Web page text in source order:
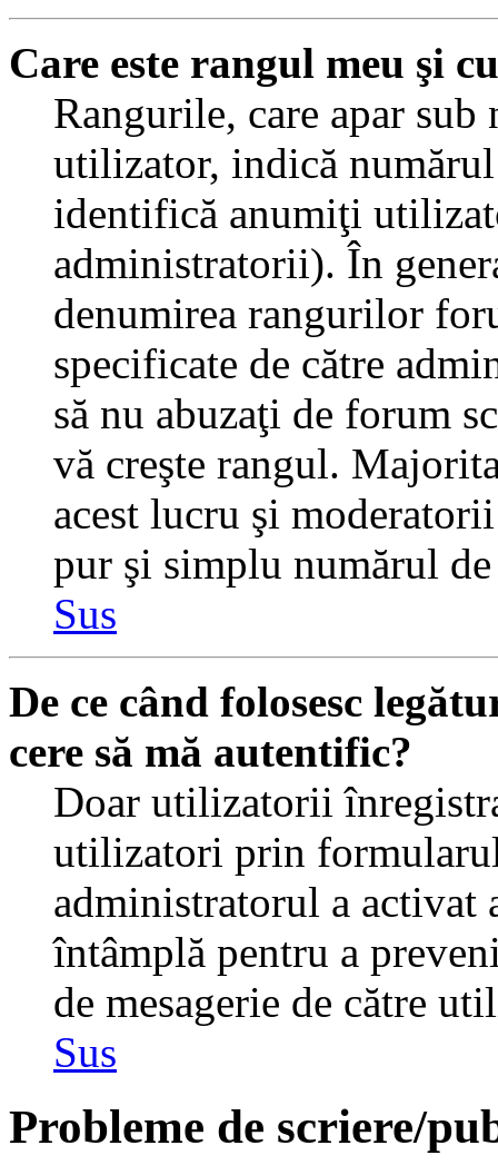
Care este rangul meu şi
Rangurile, care apar sub
utilizator, indică numărul
identifică anumiţi
administratorii). În
denumirea rangurilor
specificate de către
să nu abuzaţi de forum
vă creşte rangul.
acest lucru şi
pur şi simplu numărul de
Sus
De ce când folosesc
cere să mă autentific?
Doar utilizatorii
utilizatori prin
administratorul a activat
întâmplă pentru a
de mesagerie de către
Sus
Probleme de scriere/